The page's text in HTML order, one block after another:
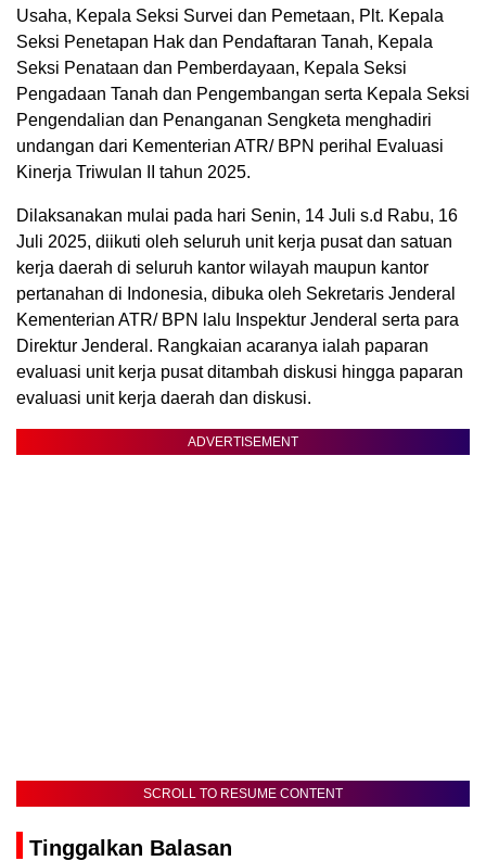
Usaha, Kepala Seksi Survei dan Pemetaan, Plt. Kepala
Seksi Penetapan Hak dan Pendaftaran Tanah, Kepala
Seksi Penataan dan Pemberdayaan, Kepala Seksi
Pengadaan Tanah dan Pengembangan serta Kepala Seksi
Pengendalian dan Penanganan Sengketa menghadiri
undangan dari Kementerian ATR/ BPN perihal Evaluasi
Kinerja Triwulan II tahun 2025.
Dilaksanakan mulai pada hari Senin, 14 Juli s.d Rabu, 16
Juli 2025, diikuti oleh seluruh unit kerja pusat dan satuan
kerja daerah di seluruh kantor wilayah maupun kantor
pertanahan di Indonesia, dibuka oleh Sekretaris Jenderal
Kementerian ATR/ BPN lalu Inspektur Jenderal serta para
Direktur Jenderal. Rangkaian acaranya ialah paparan
evaluasi unit kerja pusat ditambah diskusi hingga paparan
evaluasi unit kerja daerah dan diskusi.
ADVERTISEMENT
SCROLL TO RESUME CONTENT
Tinggalkan Balasan